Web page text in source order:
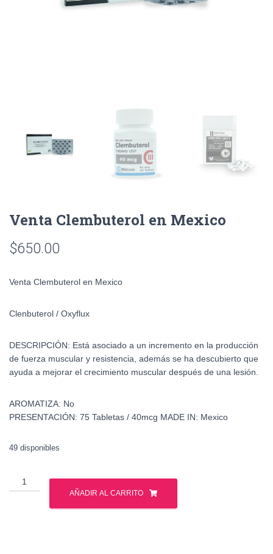
Venta Clembuterol en Mexico
$650.00
Venta Clembuterol en Mexico
Clenbuterol / Oxyflux
DESCRIPCIÓN: Está asociado a un incremento en la producción
de fuerza muscular y resistencia, además se ha descubierto que
ayuda a mejorar el crecimiento muscular después de una lesión.
AROMATIZA: No
PRESENTACIÓN: 75 Tabletas / 40mcg MADE IN: Mexico
49 disponibles
Venta
Clembuterol
AÑADIR AL CARRITO